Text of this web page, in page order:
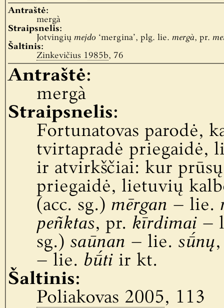
Antraštė:
mergà
Straipsnelis:
Jotvingių mejdo ‘mergina’, plg. lie. mergà, pr.
Šaltinis:
Zinkevičius 1985b, 76
Antraštė:
mergà
Straipsnelis:
Fortunatovas parodė,
tvirtapradė priegaidė,
ir atvirkščiai: kur
priegaidė, lietuvių
(acc. sg.) mērgan – lie.
peñktas, pr. kīrdimai–
sg.) saūnan – lie. sū́nų
– lie. bū́tiir kt.
Šaltinis:
Poliakovas 2005, 113